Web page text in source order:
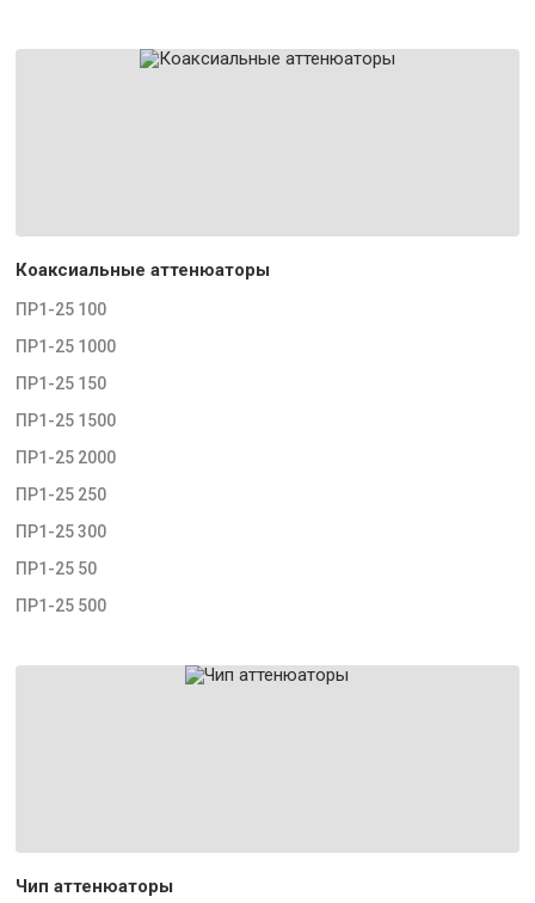
Коаксиальные аттенюаторы
ПР1-25 100
ПР1-25 1000
ПР1-25 150
ПР1-25 1500
ПР1-25 2000
ПР1-25 250
ПР1-25 300
ПР1-25 50
ПР1-25 500
Чип аттенюаторы